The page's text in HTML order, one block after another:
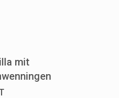
mit